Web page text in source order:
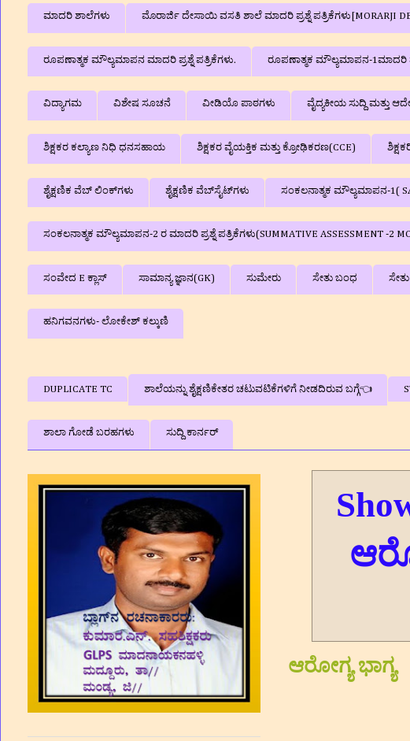
ಮಾದರಿ ಶಾಲೆಗಳು ಮೊರಾರ್ಜಿ ದೇಸಾಯಿ ವಸತಿ ಶಾಲೆ ಮಾದರಿ ಪ್ರಶ್ನೆ ಪತ್ರಿಕೆಗಳು[MORARJI
ರೂಪಣಾತ್ಮಕ ಮೌಲ್ಯಮಾಪನ ಮಾದರಿ ಪ್ರಶ್ನೆ ಪತ್ರಿಕೆಗಳು. ರೂಪಣಾತ್ಮಕ ಮೌಲ್ಯಮಾಪನ-1ಮಾದರಿ
ವಿದ್ಯಾಗಮ ವಿಶೇಷ ಸೂಚನೆ ವೀಡಿಯೊ ಪಾಠಗಳು ವೈದ್ಯಕೀಯ ಸುದ್ದಿ ಮತ್ತು
ಶಿಕ್ಷಕರ ಕಲ್ಯಾಣ ನಿಧಿ ಧನಸಹಾಯ ಶಿಕ್ಷಕರ ವೈಯಕ್ತಿಕ ಮತ್ತು ಕ್ರೋಢಿಕರಣ(CCE)
ಶೈಕ್ಷಣಿಕ ವೆಬ್‌ ಲಿಂಕ್‌ಗಳು ಶೈಕ್ಷಣಿಕ ವೆಬ್‌ಸೈಟ್‌ಗಳು ಸಂಕಲನಾತ್ಮಕ ಮೌಲ್ಯಮಾಪನ-1(
ಸಂಕಲನಾತ್ಮಕ ಮೌಲ್ಯಮಾಪನ-2 ರ ಮಾದರಿ ಪ್ರಶ್ನೆ ಪತ್ರಿಕೆಗಳು(SUMMATIVE ASSESSMENT -2
ಸಂವೇದ E ಕ್ಲಾಸ್ ಸಾಮಾನ್ಯ ಜ್ಞಾನ(GK) ಸುಮೇರು ಸೇತು ಬಂಧ
ಹನಿಗವನಗಳು- ಲೋಕೇಶ್ ಕಲ್ಕುಣಿ
DUPLICATE TC ಶಾಲೆಯನ್ನು ಶೈಕ್ಷಣಿಕೇತರ ಚಟುವಟಿಕೆಗಳಿಗೆ ನೀಡದಿರುವ ಬಗ್ಗೆ👈
ಶಾಲಾ ಗೋಡೆ ಬರಹಗಳು ಸುದ್ದಿ ಕಾರ್ನರ್
ಆರೋಗ್ಯ ಭಾಗ್ಯ